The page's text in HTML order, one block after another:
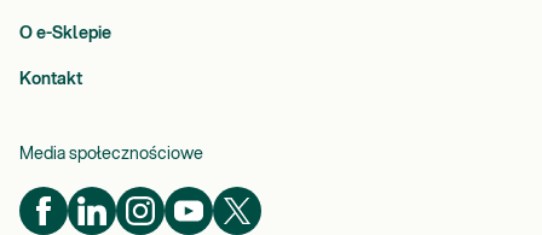
O e-Sklepie
Kontakt
Media społecznościowe